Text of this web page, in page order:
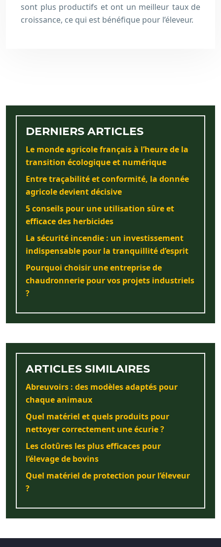
sont plus productifs et ont un meilleur taux de
croissance, ce qui est bénéfique pour l’éleveur.
DERNIERS ARTICLES
Le monde agricole français à l’heure de la
transition écologique et numérique
Entre traçabilité et conformité, la donnée
agricole devient décisive
5 conseils pour une utilisation sûre et
efficace des herbicides
La sécurité incendie : un investissement
indispensable pour la tranquillité d’esprit
Pourquoi choisir une entreprise de
chaudronnerie pour vos projets industriels
?
ARTICLES SIMILAIRES
Abreuvoirs : des modèles adaptés pour
chaque animaux
Quel matériel et quels produits pour
nettoyer correctement une écurie ?
Les clotûres les plus efficaces pour
l’élevage de bovins
Quel matériel de protection pour l’éleveur
?